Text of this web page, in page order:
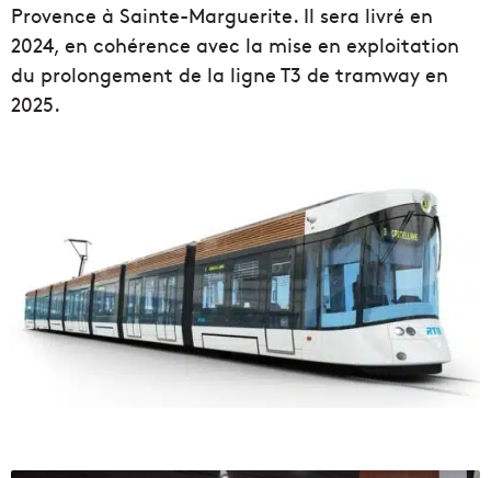
Provence à Sainte-Marguerite. Il sera livré en
2024, en cohérence avec la mise en exploitation
du prolongement de la ligne T3 de tramway en
2025.